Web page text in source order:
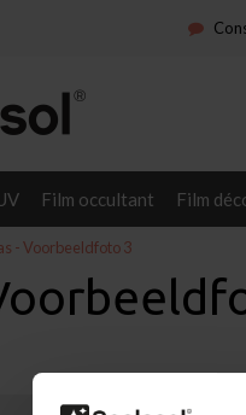
Film occultant Film
- Voorbeeldfoto 3